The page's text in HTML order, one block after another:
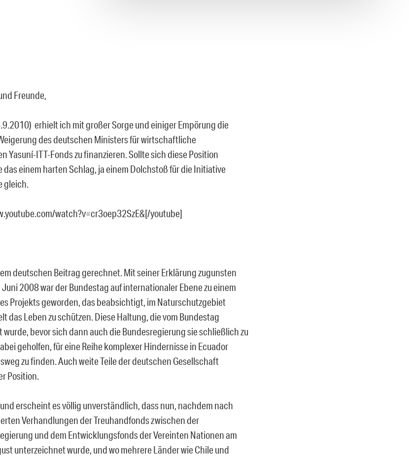
Freunde,
erhielt ich mit großer Sorge und einiger Empörung die
des deutschen Ministers für wirtschaftliche
Yasuní-ITT-Fonds zu finanzieren. Sollte sich diese Position
das einem harten Schlag, ja einem Dolchstoß für die Initiative
gleich.
watch?v=cr3oep32SzE&[/youtube]
deutschen Beitrag gerechnet. Mit seiner Erklärung zugunsten
2008 war der Bundestag auf internationaler Ebene zu einem
Projekts geworden, das beabsichtigt, im Naturschutzgebiet
das Leben zu schützen. Diese Haltung, die vom Bundestag
bevor sich dann auch die Bundesregierung sie schließlich zu
geholfen, für eine Reihe komplexer Hindernisse in Ecuador
zu finden. Auch weite Teile der deutschen Gesellschaft
Position.
erscheint es völlig unverständlich, dass nun, nachdem nach
Verhandlungen der Treuhandfonds zwischen der
und dem Entwicklungsfonds der Vereinten Nationen am
unterzeichnet wurde, und wo mehrere Länder wie Chile und